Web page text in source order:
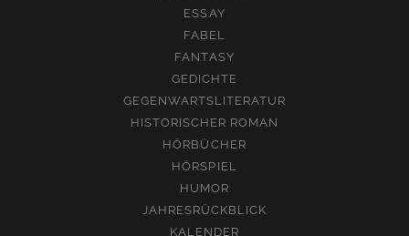
ESSAY
FABEL
FANTASY
GEDICHTE
GEGENWARTSLITERATUR
HISTORISCHER ROMAN
HÖRBÜCHER
HÖRSPIEL
HUMOR
JAHRESRÜCKBLICK
KALENDER